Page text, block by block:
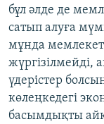
бұл әлде де
сатып алуға
мұнда
жүргізілмейді,
үдерістер
көлеңкедегі
басымдықты